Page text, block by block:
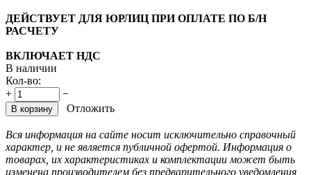
ДЕЙСТВУЕТ ДЛЯ ЮРЛИЦ ПРИ ОПЛАТЕ ПО Б/Н
РАСЧЕТУ
ВКЛЮЧАЕТ НДС
В наличии
Кол-во:
+
−
В корзину Отложить
Вся информация на сайте носит исключительно справочный
характер, и не является публичной офертой. Информация о
товарах, их характеристиках и комплектации может быть
изменена производителем без предварительного уведомления,